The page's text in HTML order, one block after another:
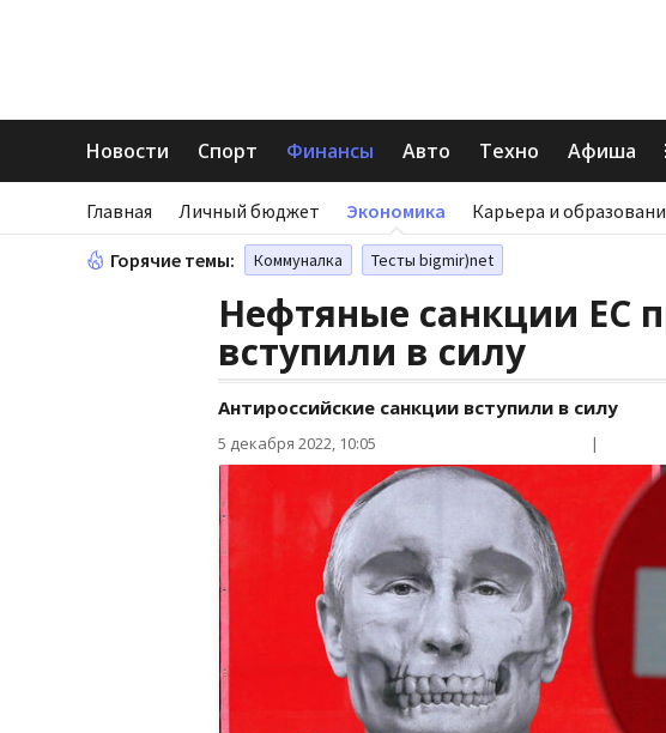
Новости Спорт Финансы Авто Техно Афиша
Главная Личный бюджет Экономика Карьера и
Горячие темы: Коммуналка Тесты bigmir)net
Нефтяные санкции ЕС
вступили в силу
Антироссийские санкции вступили в силу
5 декабря 2022, 10:05 |